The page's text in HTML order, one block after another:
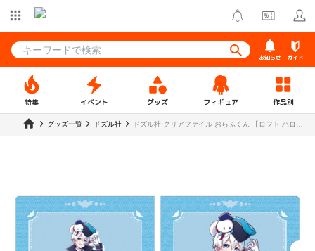
お知らせ ガイド
特集 イベント グッズ フィギュア 作品別
グッズ一覧 ドズル社
ドズル社 クリアファイル おらふくん 【ロフト ハロウ